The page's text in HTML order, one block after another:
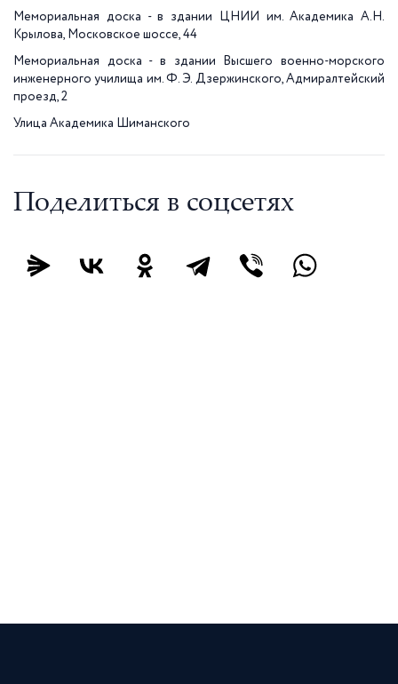
Мемориальная доска - в здании ЦНИИ им. Академика А.Н.
Крылова, Московское шоссе, 44
Мемориальная доска - в здании Высшего военно-морского
инженерного училища им. Ф. Э. Дзержинского, Адмиралтейский
проезд, 2
Улица Академика Шиманского
Поделиться в соцсетях